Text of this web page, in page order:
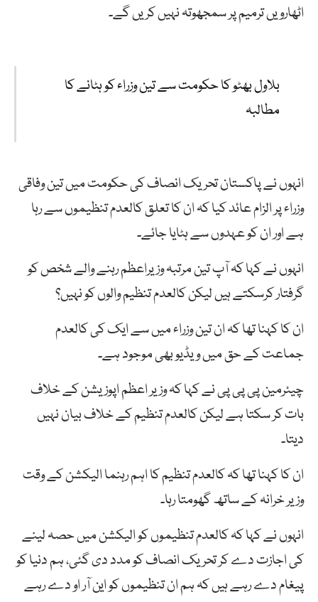
اٹھارویں ترمیم پر سمجھوتہ نہیں کریں گے۔
بلاول بھٹو کا حکومت سے تین وزراء کو ہٹانے کا
مطالبہ
انہوں نے پاکستان تحریک انصاف کی حکومت میں تین وفاقی
وزراء پر الزام عائد کیا کہ ان کا تعلق کالعدم تنظیموں سے رہا
ہے اور ان کو عہدوں سے ہٹایا جائے۔
انہوں نے کہا کہ آپ تین مرتبہ وزیراعظم رہنے والے شخص کو
گرفتار کرسکتے ہیں لیکن کالعدم تنظیم والوں کو نہیں؟
ان کا کہنا تھا کہ ان تین وزراء میں سے ایک کی کالعدم
جماعت کے حق میں ویڈیو بھی موجود ہے۔
چیئرمین پی پی پی نے کہا کہ وزیر اعظم اپوزیشن کے خلاف
بات کر سکتا ہے لیکن کالعدم تنظیم کے خلاف بیان نہیں
دیتا۔
ان کا کہنا تھا کہ کالعدم تنظیم کا اہم رہنما الیکشن کے وقت
وزیر خرانہ کے ساتھ گھومتا رہا۔
انہوں نے کہا کہ کالعدم تنظیموں کو الیکشن میں حصہ لینے
کی اجازت دے کر تحریک انصاف کو مدد دی گئی، ہم دنیا کو
پیغام دے رہے ہیں کہ ہم ان تنظیموں کو این آر او دے رہے